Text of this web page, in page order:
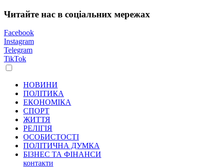
Читайте нас в соціальних мережах
Facebook
Instagram
Telegram
TikTok
НОВИНИ
ПОЛІТИКА
ЕКОНОМІКА
СПОРТ
ЖИТТЯ
РЕЛІГІЯ
ОСОБИСТОСТІ
ПОЛІТИЧНА ДУМКА
БІЗНЕС ТА ФІНАНСИ
контакти